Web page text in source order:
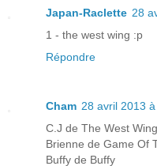
Japan-Raclette 28
1 - the west wing :p
Répondre
Cham 28 avril 2013
C.J de The West Wing
Brienne de Game Of
Buffy de Buffy